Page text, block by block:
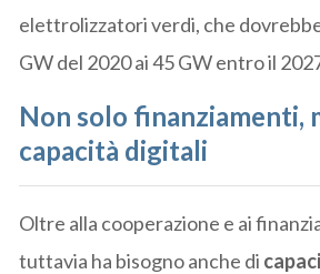
elettrolizzatori verdi, che
GW del 2020 ai 45 GW entro il
Non solo finanziamenti,
capacità digitali
Oltre alla cooperazione e ai
tuttavia ha bisogno anche di